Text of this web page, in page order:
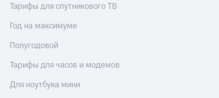
Тарифы для спутникового ТВ
Год на максимуме
Полугодовой
Тарифы для часов и модемов
Для ноутбука мини